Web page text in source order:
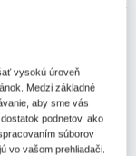
fond zverejnil
o poskytnutie
Oblasť: Ochrana
vysokú úroveň
Medzi základné
aby sme vás
podnetov, ako
súborov
vo vašom prehliadači.